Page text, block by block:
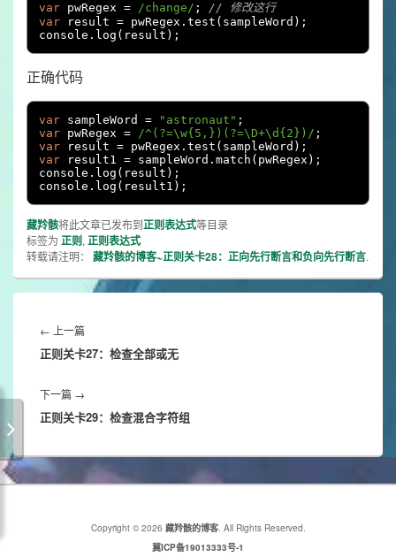
var pwRegex = /change/ ;
// 修改这行
var result = pwRegex . test ( sampleWord );
console . log ( result );
正确代码
var sampleWord = "astronaut" ;
var pwRegex = /^(?=\w{5,})(?=\D+\d{2})/ ;
var result = pwRegex . test ( sampleWord );
var result1 = sampleWord . match ( pwRegex );
console . log ( result );
console . log ( result1 );
藏羚骸将此文章已发布到正则表达式等目录
标签为 正则, 正则表达式
转载请注明： 藏羚骸的博客~正则关卡28：正向先行断言和负向先行断言.
章
导
← 上一篇Previous
post:
正则关卡27：检查全部或无
下一篇 →
post:
正则关卡29：检查混合字符组
Copyright © 2026 藏羚骸的博客. All Rights Reserved.
冀ICP备19013333号-1